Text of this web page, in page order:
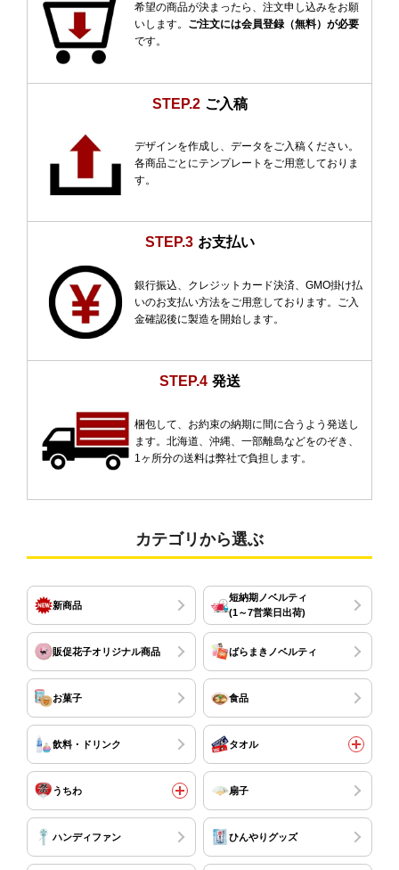
希望の商品が決まったら、注文申し込みをお願
いします。 ご注文には会員登録（無料）が必要
です。
STEP.2 ご入稿
デザインを作成し、データをご入稿ください。
各商品ごとにテンプレートをご用意しておりま
す。
STEP.3 お支払い
銀行振込、クレジットカード決済、GMO掛け払
いのお支払い方法をご用意しております。ご入
金確認後に製造を開始します。
STEP.4 発送
梱包して、お約束の納期に間に合うよう発送し
ます。北海道、沖縄、一部離島などをのぞき、
1ヶ所分の送料は弊社で負担します。
カテゴリから選ぶ
新商品
短納期ノベルティ
(1～7営業日出荷)
販促花子オリジナル商品 ばらまきノベルティ
お菓子 食品
飲料・ドリンク タオル
うちわ 扇子
ハンディファン ひんやりグッズ